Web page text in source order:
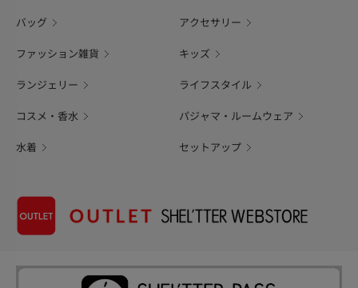
バッグ アクセサリー
ファッション雑貨 キッズ
ランジェリー ライフスタイル
コスメ・香水 パジャマ・ルームウェア
水着 セットアップ